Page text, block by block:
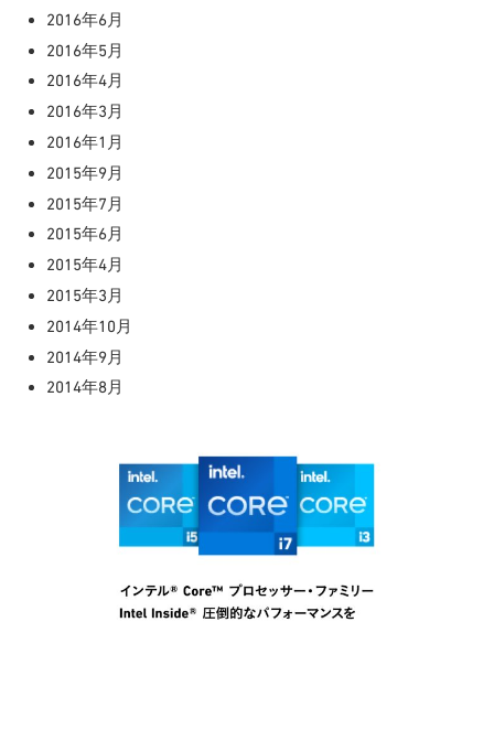
2016年6月
2016年5月
2016年4月
2016年3月
2016年1月
2015年9月
2015年7月
2015年6月
2015年4月
2015年3月
2014年10月
2014年9月
2014年8月